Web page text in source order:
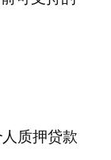
质押贷款